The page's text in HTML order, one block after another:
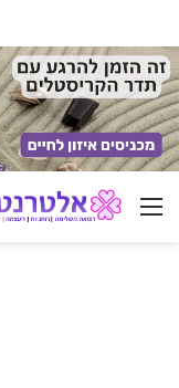
ניווט באתר